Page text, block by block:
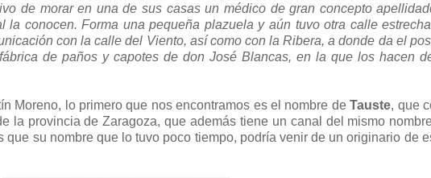
de morar en una de sus casas un médico de gran concepto
la conocen. Forma una pequeña plazuela y aún tuvo otra calle
con la calle del Viento, así como con la Ribera, a donde da el
de paños y capotes de don José Blancas, en la que los hacen
Moreno, lo primero que nos encontramos es el nombre deTauste, que
la provincia de Zaragoza, que además tiene un canal del mismo
que su nombre que lo tuvo poco tiempo, podría venir de un originario de